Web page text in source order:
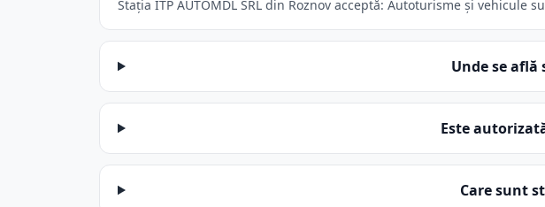
Stația ITP AUTOMDL SRL din Roznov acceptă: Autoturisme și vehicule
Unde se află
Este
Care sunt